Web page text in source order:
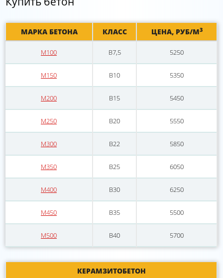
МАРКА БЕТОНА КЛАСС ЦЕНА, РУБ/М3
М100 B7,5 5250
М150 B10 5350
М200 B15 5450
М250 B20 5550
М300 B22 5850
М350 B25 6050
М400 B30 6250
М450 В35 5500
М500 В40 5700
КЕРАМЗИТОБЕТОН